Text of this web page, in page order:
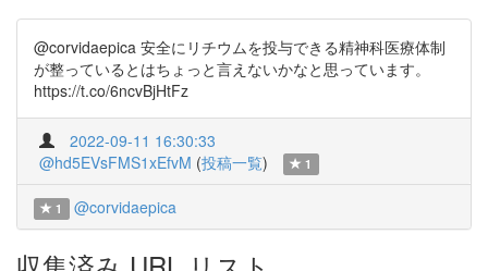
@corvidaepica 安全にリチウムを投与できる精神科医療体制
が整っているとはちょっと言えないかなと思っています。
https://t.co/6ncvBjHtFz
2022-09-11 16:30:33
@hd5EVsFMS1xEfvM (投稿一覧) 1
1 @corvidaepica